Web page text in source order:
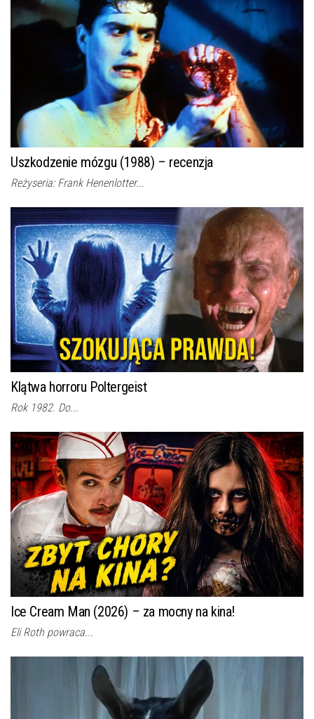
Uszkodzenie mózgu (1988) – recenzja
Reżyseria: Frank Henenlotter...
Klątwa horroru Poltergeist
Rok 1982. Do...
Ice Cream Man (2026) – za mocny na kina!
Eli Roth powraca...